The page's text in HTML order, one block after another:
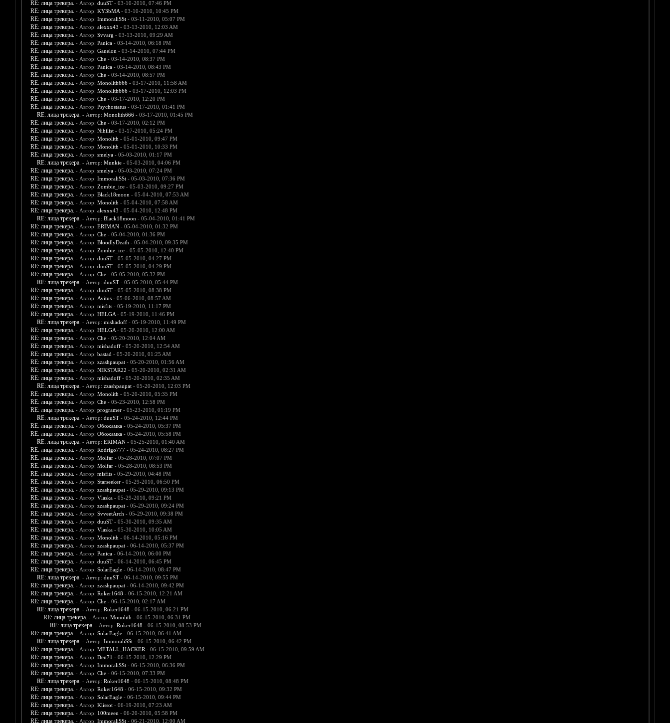
RE: лица трекера. - Автор: duuST- 03-10-2010, 07:46 PM
RE: лица трекера. - Автор: KY3bMA- 03-10-2010, 10:45 PM
RE: лица трекера. - Автор: ImmoraliSSt- 03-11-2010, 05:07 PM
RE: лица трекера. - Автор: alexxx43 - 03-13-2010, 12:03 AM
RE: лица трекера. - Автор: Svvarg - 03-13-2010, 09:29 AM
RE: лица трекера. - Автор: Panica- 03-14-2010, 06:18 PM
RE: лица трекера. - Автор: Ganelon - 03-14-2010, 07:44 PM
RE: лица трекера. - Автор: Che- 03-14-2010, 08:37 PM
RE: лица трекера. - Автор: Panica- 03-14-2010, 08:43 PM
RE: лица трекера. - Автор: Che- 03-14-2010, 08:57 PM
RE: лица трекера. - Автор: Monolith666- 03-17-2010, 11:58 AM
RE: лица трекера. - Автор: Monolith666- 03-17-2010, 12:03 PM
RE: лица трекера. - Автор: Che- 03-17-2010, 12:20 PM
RE: лица трекера. - Автор: Psychostatus- 03-17-2010, 01:41 PM
RE: лица трекера. - Автор: Monolith666- 03-17-2010, 01:45 PM
RE: лица трекера. - Автор: Che- 03-17-2010, 02:12 PM
RE: лица трекера. - Автор: Nihilist- 03-17-2010, 05:24 PM
RE: лица трекера. - Автор: Monolith - 05-01-2010, 09:47 PM
RE: лица трекера. - Автор: Monolith - 05-01-2010, 10:33 PM
RE: лица трекера. - Автор: smelya- 05-03-2010, 01:17 PM
RE: лица трекера. - Автор: Munkie- 05-03-2010, 04:06 PM
RE: лица трекера. - Автор: smelya- 05-03-2010, 07:24 PM
RE: лица трекера. - Автор: ImmoraliSSt- 05-03-2010, 07:36 PM
RE: лица трекера. - Автор: Zombie_ice- 05-03-2010, 09:27 PM
RE: лица трекера. - Автор: Black18moon - 05-04-2010, 07:53 AM
RE: лица трекера. - Автор: Monolith - 05-04-2010, 07:58 AM
RE: лица трекера. - Автор: alexxx43 - 05-04-2010, 12:48 PM
RE: лица трекера. - Автор: Black18moon - 05-04-2010, 01:41 PM
RE: лица трекера. - Автор: ERIMAN- 05-04-2010, 01:32 PM
RE: лица трекера. - Автор: Che- 05-04-2010, 01:36 PM
RE: лица трекера. - Автор: BloodlyDeath - 05-04-2010, 09:35 PM
RE: лица трекера. - Автор: Zombie_ice- 05-05-2010, 12:40 PM
RE: лица трекера. - Автор: duuST- 05-05-2010, 04:27 PM
RE: лица трекера. - Автор: duuST- 05-05-2010, 04:29 PM
RE: лица трекера. - Автор: Che- 05-05-2010, 05:32 PM
RE: лица трекера. - Автор: duuST- 05-05-2010, 05:44 PM
RE: лица трекера. - Автор: duuST- 05-05-2010, 08:38 PM
RE: лица трекера. - Автор: Avitus- 05-06-2010, 08:57 AM
RE: лица трекера. - Автор: misfits- 05-19-2010, 11:17 PM
RE: лица трекера. - Автор: HELGA- 05-19-2010, 11:46 PM
RE: лица трекера. - Автор: mishadoff- 05-19-2010, 11:49 PM
RE: лица трекера. - Автор: HELGA- 05-20-2010, 12:00 AM
RE: лица трекера. - Автор: Che- 05-20-2010, 12:04 AM
RE: лица трекера. - Автор: mishadoff- 05-20-2010, 12:54 AM
RE: лица трекера. - Автор: bastad - 05-20-2010, 01:25 AM
RE: лица трекера. - Автор: zzashpaupat- 05-20-2010, 01:56 AM
RE: лица трекера. - Автор: NIKSTAR22 - 05-20-2010, 02:31 AM
RE: лица трекера. - Автор: mishadoff- 05-20-2010, 02:35 AM
RE: лица трекера. - Автор: zzashpaupat- 05-20-2010, 12:03 PM
RE: лица трекера. - Автор: Monolith - 05-20-2010, 05:35 PM
RE: лица трекера. - Автор: Che- 05-23-2010, 12:58 PM
RE: лица трекера. - Автор: programer- 05-23-2010, 01:19 PM
RE: лица трекера. - Автор: duuST- 05-24-2010, 12:44 PM
RE: лица трекера. - Автор: Обожамка- 05-24-2010, 05:37 PM
RE: лица трекера. - Автор: Обожамка- 05-24-2010, 05:58 PM
RE: лица трекера. - Автор: ERIMAN- 05-25-2010, 01:40 AM
RE: лица трекера. - Автор: Rodrigo777- 05-24-2010, 08:27 PM
RE: лица трекера. - Автор: Molfar- 05-28-2010, 07:07 PM
RE: лица трекера. - Автор: Molfar- 05-28-2010, 08:53 PM
RE: лица трекера. - Автор: misfits- 05-29-2010, 04:48 PM
RE: лица трекера. - Автор: Starseeker- 05-29-2010, 06:50 PM
RE: лица трекера. - Автор: zzashpaupat- 05-29-2010, 09:13 PM
RE: лица трекера. - Автор: Vlaska- 05-29-2010, 09:21 PM
RE: лица трекера. - Автор: zzashpaupat- 05-29-2010, 09:24 PM
RE: лица трекера. - Автор: SvveetArch - 05-29-2010, 09:38 PM
RE: лица трекера. - Автор: duuST- 05-30-2010, 09:35 AM
RE: лица трекера. - Автор: Vlaska- 05-30-2010, 10:05 AM
RE: лица трекера. - Автор: Monolith - 06-14-2010, 05:16 PM
RE: лица трекера. - Автор: zzashpaupat- 06-14-2010, 05:37 PM
RE: лица трекера. - Автор: Panica- 06-14-2010, 06:00 PM
RE: лица трекера. - Автор: duuST- 06-14-2010, 06:45 PM
RE: лица трекера. - Автор: SolarEagle- 06-14-2010, 08:47 PM
RE: лица трекера. - Автор: duuST- 06-14-2010, 09:55 PM
RE: лица трекера. - Автор: zzashpaupat- 06-14-2010, 09:42 PM
RE: лица трекера. - Автор: Roker1648 - 06-15-2010, 12:21 AM
RE: лица трекера. - Автор: Che- 06-15-2010, 02:17 AM
RE: лица трекера. - Автор: Roker1648 - 06-15-2010, 06:21 PM
RE: лица трекера. - Автор: Monolith - 06-15-2010, 06:31 PM
RE: лица трекера. - Автор: Roker1648 - 06-15-2010, 08:53 PM
RE: лица трекера. - Автор: SolarEagle- 06-15-2010, 06:41 AM
RE: лица трекера. - Автор: ImmoraliSSt- 06-15-2010, 06:42 PM
RE: лица трекера. - Автор: METALL_HACKER - 06-15-2010, 09:59 AM
RE: лица трекера. - Автор: Den71 - 06-15-2010, 12:29 PM
RE: лица трекера. - Автор: ImmoraliSSt- 06-15-2010, 06:36 PM
RE: лица трекера. - Автор: Che- 06-15-2010, 07:33 PM
RE: лица трекера. - Автор: Roker1648 - 06-15-2010, 08:48 PM
RE: лица трекера. - Автор: Roker1648 - 06-15-2010, 09:32 PM
RE: лица трекера. - Автор: SolarEagle- 06-15-2010, 09:44 PM
RE: лица трекера. - Автор: Klissot- 06-19-2010, 07:23 AM
RE: лица трекера. - Автор: 100meen - 06-20-2010, 05:58 PM
RE: лица трекера. - Автор: ImmoraliSSt- 06-21-2010, 12:00 AM